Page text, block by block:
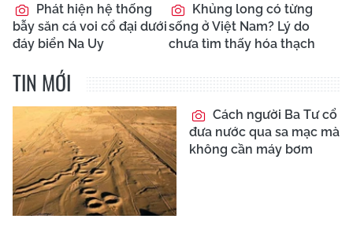
Phát hiện hệ thống
bẫy săn cá voi cổ đại dưới
đáy biển Na Uy
Khủng long có từng
sống ở Việt Nam? Lý do
chưa tìm thấy hóa thạch
TIN MỚI
Cách người Ba Tư cổ
đưa nước qua sa mạc mà
không cần máy bơm